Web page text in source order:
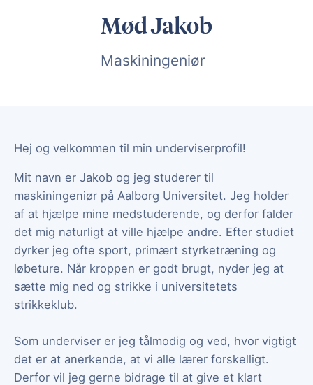
Mød Jakob
Maskiningeniør
Hej og velkommen til min underviserprofil!
Mit navn er Jakob og jeg studerer til
maskiningeniør på Aalborg Universitet. Jeg holder
af at hjælpe mine medstuderende, og derfor falder
det mig naturligt at ville hjælpe andre. Efter studiet
dyrker jeg ofte sport, primært styrketræning og
løbeture. Når kroppen er godt brugt, nyder jeg at
sætte mig ned og strikke i universitetets
strikkeklub.
Som underviser er jeg tålmodig og ved, hvor vigtigt
det er at anerkende, at vi alle lærer forskelligt.
Derfor vil jeg gerne bidrage til at give et klart